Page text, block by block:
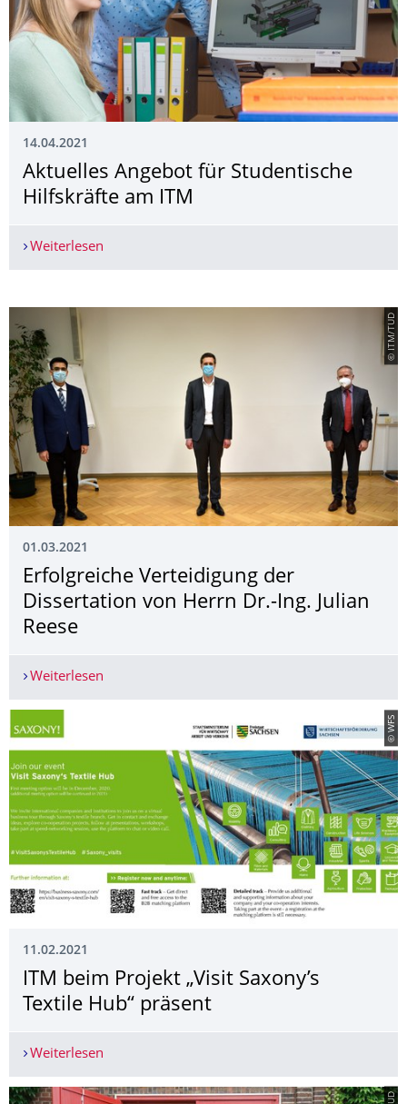
14.04.2021
Aktuelles Angebot für Studentische
Hilfskräfte am ITM
Weiterlesen
© ITM/TUD
01.03.2021
Erfolgreiche Verteidigung der
Dissertation von Herrn Dr.-Ing. Julian
Reese
Weiterlesen
© WFS
11.02.2021
ITM beim Projekt „Visit Saxony’s
Textile Hub“ präsent
Weiterlesen